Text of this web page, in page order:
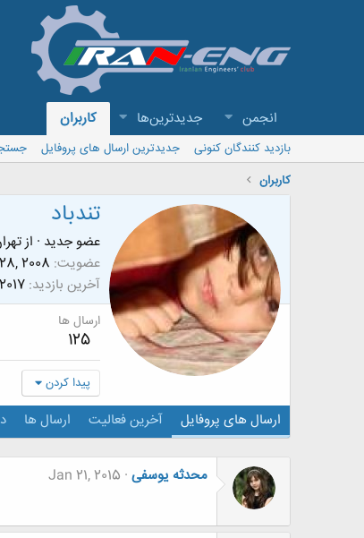
انجمن جدیدترین‌ها کاربران
بازدید کنندگان کنونی جدیدترین ارسال های پروفایل
کاربران
تندباد
عضو جدید · از
عضویت 2008
آخرین بازدید
ارسال ها
125
پیدا کردن
ارسال های پروفایل آخرین فعالیت ارسال ها
محدثه یوسفی Jan 21, 2015